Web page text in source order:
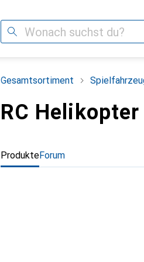
Suche
Gesamtsortiment
RC Helikopter
ProdukteForum